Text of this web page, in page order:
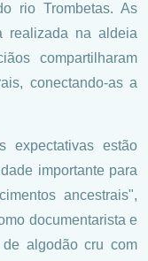
rio Trombetas. As
realizada na aldeia
compartilharam
conectando-as a
expectativas estão
importante para
ancestrais",
documentarista e
algodão cru com